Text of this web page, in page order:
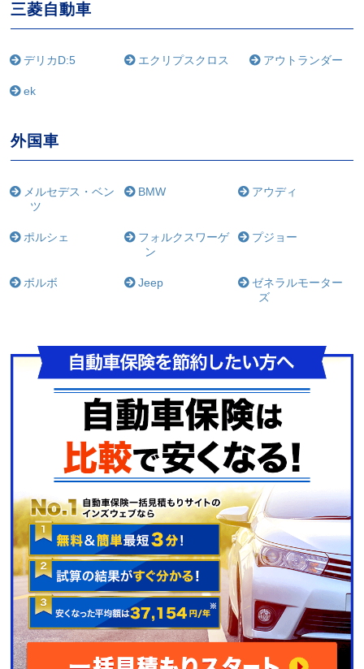
三菱自動車
デリカD:5 エクリプスクロス アウトランダー
ek
外国車
メルセデス・ベン
ツ
BMW アウディ
ポルシェ
フォルクスワーゲ
ン
プジョー
ボルボ Jeep
ゼネラルモーター
ズ